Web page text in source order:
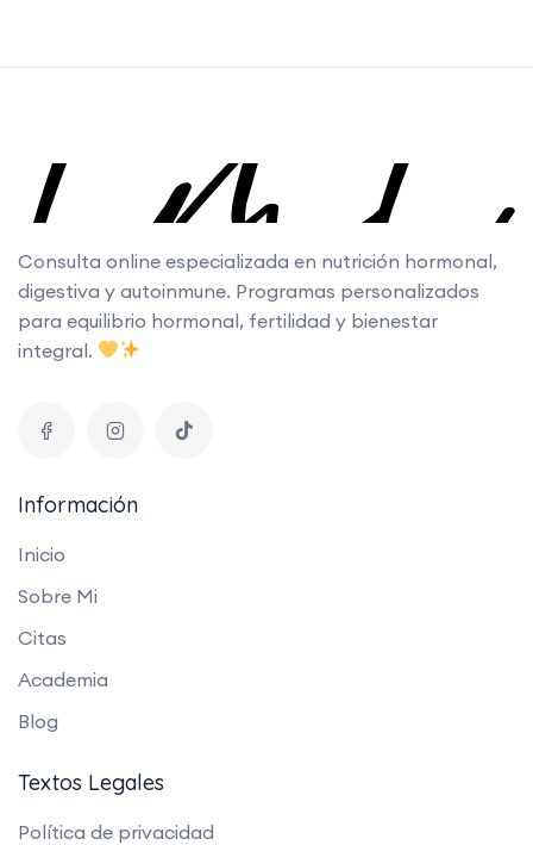
Consulta online especializada en nutrición hormonal,
digestiva y autoinmune. Programas personalizados
para equilibrio hormonal, fertilidad y bienestar
integral.
Información
Inicio
Sobre Mi
Citas
Academia
Blog
Textos Legales
Política de privacidad